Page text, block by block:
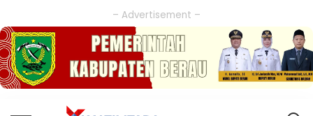
– Advertisement –